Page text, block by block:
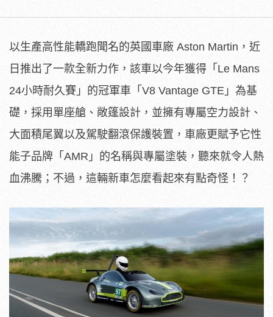
以生產高性能轎跑聞名的英國車廠 Aston Martin，近
日推出了一款全新力作，該車以今年獲得「Le Mans
24小時耐久賽」的冠軍車「V8 Vantage GTE」為基
礎，採用單座艙、敞篷設計，並擁有專屬空力設計、
大面積尾翼以及駕駛翻滾保護裝置，車廠更賦予它性
能子品牌「AMR」的名稱與專屬塗裝，聽來就令人熱
血沸騰；不過，這輛新車怎麼看起來有點奇怪！？